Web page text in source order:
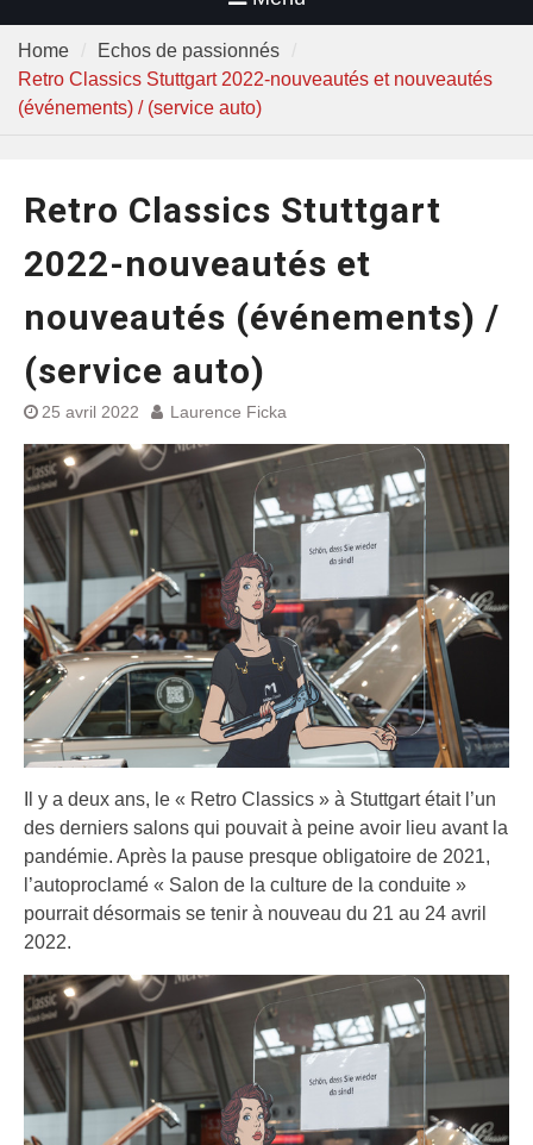
Home
Echos de passionnés
Retro Classics Stuttgart 2022-nouveautés et nouveautés
(événements) / (service auto)
Retro Classics Stuttgart
2022-nouveautés et
nouveautés (événements) /
(service auto)
25 avril 2022 Laurence Ficka
Il y a deux ans, le « Retro Classics » à Stuttgart était l’un
des derniers salons qui pouvait à peine avoir lieu avant la
pandémie. Après la pause presque obligatoire de 2021,
l’autoproclamé « Salon de la culture de la conduite »
pourrait désormais se tenir à nouveau du 21 au 24 avril
2022.